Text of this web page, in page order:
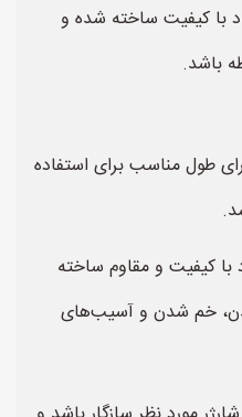
با کیفیت ساخته شده و
باشد.
طول مناسب برای استفاده
با کیفیت و مقاوم ساخته
خم شدن و آسیب‌های